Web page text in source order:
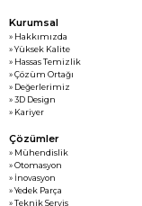
Kurumsal
» Hakkımızda
» Yüksek Kalite
» Hassas Temizlik
» Çözüm Ortağı
» Değerlerimiz
» 3D Design
» Kariyer
Çözümler
» Mühendislik
» Otomasyon
» İnovasyon
» Yedek Parça
» Teknik Servis